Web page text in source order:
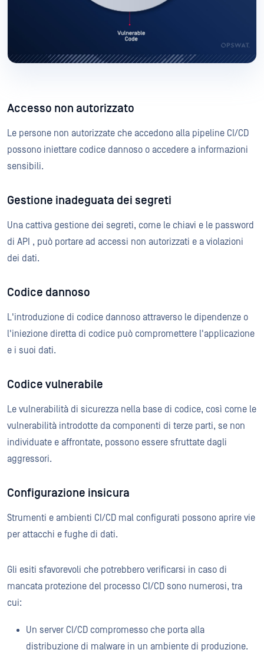
Accesso non autorizzato
Le persone non autorizzate che accedono alla pipeline CI/CD
possono iniettare codice dannoso o accedere a informazioni
sensibili.
Gestione inadeguata dei segreti
Una cattiva gestione dei segreti, come le chiavi e le password
di API , può portare ad accessi non autorizzati e a violazioni
dei dati.
Codice dannoso
L'introduzione di codice dannoso attraverso le dipendenze o
l'iniezione diretta di codice può compromettere l'applicazione
e i suoi dati.
Codice vulnerabile
Le vulnerabilità di sicurezza nella base di codice, così come le
vulnerabilità introdotte da componenti di terze parti, se non
individuate e affrontate, possono essere sfruttate dagli
aggressori.
Configurazione insicura
Strumenti e ambienti CI/CD mal configurati possono aprire vie
per attacchi e fughe di dati.
Gli esiti sfavorevoli che potrebbero verificarsi in caso di
mancata protezione del processo CI/CD sono numerosi, tra
cui:
Un server CI/CD compromesso che porta alla
distribuzione di malware in un ambiente di produzione.